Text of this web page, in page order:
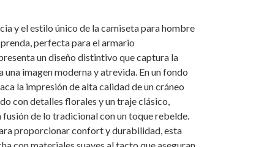
y el estilo único de la camiseta para hombre
prenda, perfecta para el armario
un diseño distintivo que captura la
imagen moderna y atrevida. En un fondo
la impresión de alta calidad de un cráneo
con detalles florales y un traje clásico,
de lo tradicional con un toque rebelde.
proporcionar confort y durabilidad, esta